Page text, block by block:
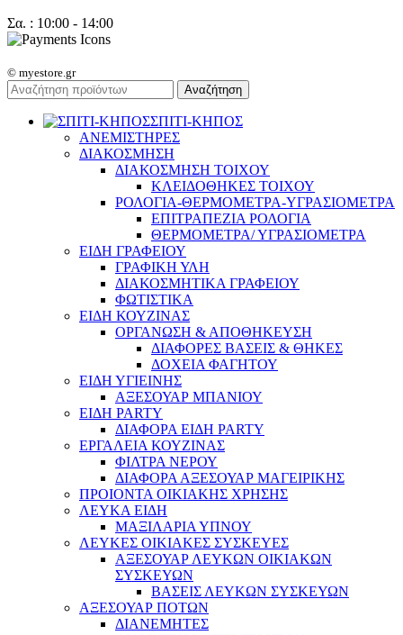
Σα. : 10:00 - 14:00
© myestore.gr
Αναζήτηση
ΣΠΙΤΙ-ΚΗΠΟΣ
ΑΝΕΜΙΣΤΗΡΕΣ
ΔΙΑΚΟΣΜΗΣΗ
ΔΙΑΚΟΣΜΗΣΗ ΤΟΙΧΟΥ
ΚΛΕΙΔΟΘΗΚΕΣ ΤΟΙΧΟΥ
ΡΟΛΟΓΙΑ-ΘΕΡΜΟΜΕΤΡΑ-ΥΓΡΑΣΙΟΜΕΤΡΑ
ΕΠΙΤΡΑΠΕΖΙΑ ΡΟΛΟΓΙΑ
ΘΕΡΜΟΜΕΤΡΑ/ ΥΓΡΑΣΙΟΜΕΤΡΑ
ΕΙΔΗ ΓΡΑΦΕΙΟΥ
ΓΡΑΦΙΚΗ ΥΛΗ
ΔΙΑΚΟΣΜΗΤΙΚΑ ΓΡΑΦΕΙΟΥ
ΦΩΤΙΣΤΙΚΑ
ΕΙΔΗ ΚΟΥΖΙΝΑΣ
ΟΡΓΑΝΩΣΗ & ΑΠΟΘΗΚΕΥΣΗ
ΔΙΑΦΟΡΕΣ ΒΑΣΕΙΣ & ΘΗΚΕΣ
ΔΟΧΕΙΑ ΦΑΓΗΤΟΥ
ΕΙΔΗ ΥΓΙΕΙΝΗΣ
ΑΞΕΣΟΥΑΡ ΜΠΑΝΙΟΥ
ΕΙΔΗ PARTY
ΔΙΑΦΟΡΑ ΕΙΔΗ PARTY
ΕΡΓΑΛΕΙΑ ΚΟΥΖΙΝΑΣ
ΦΙΛΤΡΑ ΝΕΡΟΥ
ΔΙΑΦΟΡΑ ΑΞΕΣΟΥΑΡ ΜΑΓΕΙΡΙΚΗΣ
ΠΡΟΙΟΝΤΑ ΟΙΚΙΑΚΗΣ ΧΡΗΣΗΣ
ΛΕΥΚΑ ΕΙΔΗ
ΜΑΞΙΛΑΡΙΑ ΥΠΝΟΥ
ΛΕΥΚΕΣ ΟΙΚΙΑΚΕΣ ΣΥΣΚΕΥΕΣ
ΑΞΕΣΟΥΑΡ ΛΕΥΚΩΝ ΟΙΚΙΑΚΩΝ
ΣΥΣΚΕΥΩΝ
ΒΑΣΕΙΣ ΛΕΥΚΩΝ ΣΥΣΚΕΥΩΝ
ΑΞΕΣΟΥΑΡ ΠΟΤΩΝ
ΔΙΑΝΕΜΗΤΕΣ